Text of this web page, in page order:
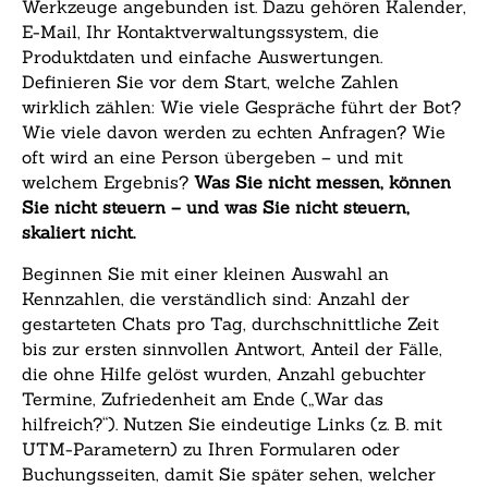
Werkzeuge angebunden ist. Dazu gehören Kalender,
E-Mail, Ihr Kontaktverwaltungssystem, die
Produktdaten und einfache Auswertungen.
Definieren Sie vor dem Start, welche Zahlen
wirklich zählen: Wie viele Gespräche führt der Bot?
Wie viele davon werden zu echten Anfragen? Wie
oft wird an eine Person übergeben – und mit
welchem Ergebnis? Was Sie nicht messen, können
Sie nicht steuern – und was Sie nicht steuern,
skaliert nicht.
Beginnen Sie mit einer kleinen Auswahl an
Kennzahlen, die verständlich sind: Anzahl der
gestarteten Chats pro Tag, durchschnittliche Zeit
bis zur ersten sinnvollen Antwort, Anteil der Fälle,
die ohne Hilfe gelöst wurden, Anzahl gebuchter
Termine, Zufriedenheit am Ende („War das
hilfreich?“). Nutzen Sie eindeutige Links (z. B. mit
UTM-Parametern) zu Ihren Formularen oder
Buchungsseiten, damit Sie später sehen, welcher